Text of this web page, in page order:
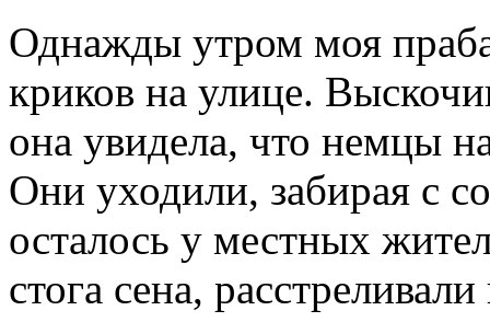
Однажды утром моя
криков на улице.
она увидела, что немцы
Они уходили, забирая с
осталось у местных
стога сена,